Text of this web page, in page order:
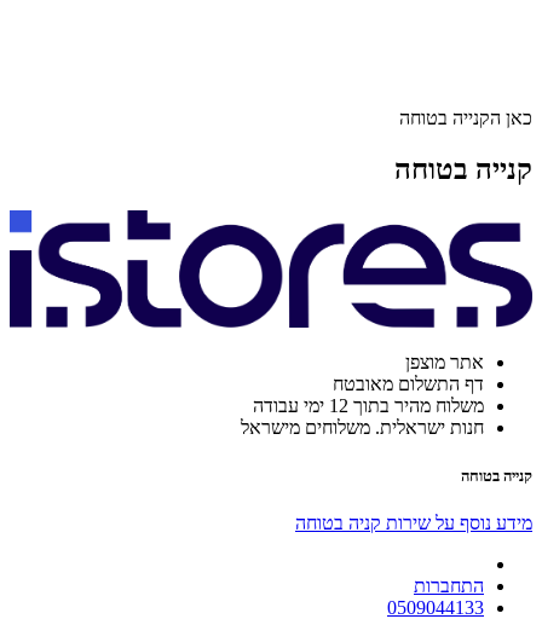
כאן הקנייה בטוחה
קנייה בטוחה
אתר מוצפן
דף התשלום מאובטח
משלוח מהיר בתוך 12 ימי עבודה
חנות ישראלית. משלוחים מישראל
קנייה בטוחה
מידע נוסף על שירות קניה בטוחה
התחברות
0509044133